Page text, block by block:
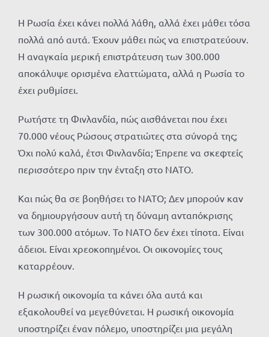
Η Ρωσία έχει κάνει πολλά λάθη, αλλά έχει μάθει τόσα
πολλά από αυτά. Έχουν μάθει πώς να επιστρατεύουν.
Η αναγκαία μερική επιστράτευση των 300.000
αποκάλυψε ορισμένα ελαττώματα, αλλά η Ρωσία το
έχει ρυθμίσει.
Ρωτήστε τη Φινλανδία, πώς αισθάνεται που έχει
70.000 νέους Ρώσους στρατιώτες στα σύνορά της;
Όχι πολύ καλά, έτσι Φινλανδία; Έπρεπε να σκεφτείς
περισσότερο πριν την ένταξη στο ΝΑΤΟ.
Και πώς θα σε βοηθήσει το ΝΑΤΟ; Δεν μπορούν καν
να δημιουργήσουν αυτή τη δύναμη ανταπόκρισης
των 300.000 ατόμων. Το ΝΑΤΟ δεν έχει τίποτα. Είναι
άδειοι. Είναι χρεοκοπημένοι. Οι οικονομίες τους
καταρρέουν.
Η ρωσική οικονομία τα κάνει όλα αυτά και
εξακολουθεί να μεγεθύνεται. Η ρωσική οικονομία
υποστηρίζει έναν πόλεμο, υποστηρίζει μια μεγάλη